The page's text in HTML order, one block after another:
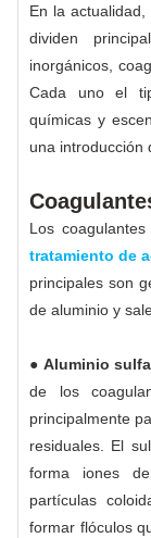
En la
dividen
inorgánicos,
Cada uno el
químicas y
una introducción
Los
tratamiento de
principales son
de aluminio y
● Aluminio
de los
principalmente
residuales. El
forma iones
partículas
formar flóculos